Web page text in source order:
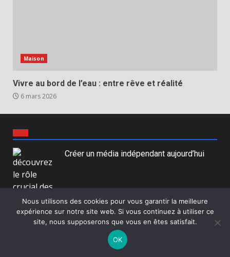
Maison
Vivre au bord de l’eau : entre rêve et réalité
6 mars 2026
Créer un média indépendant aujourd’hui
À l’ère du numérique, la création d’un média
indépendant s’impose comme un défi majeur mêlant
audace, stratégie et…
Nous utilisons des cookies pour vous garantir la meilleure
expérience sur notre site web. Si vous continuez à utiliser ce
site, nous supposerons que vous en êtes satisfait.
OK